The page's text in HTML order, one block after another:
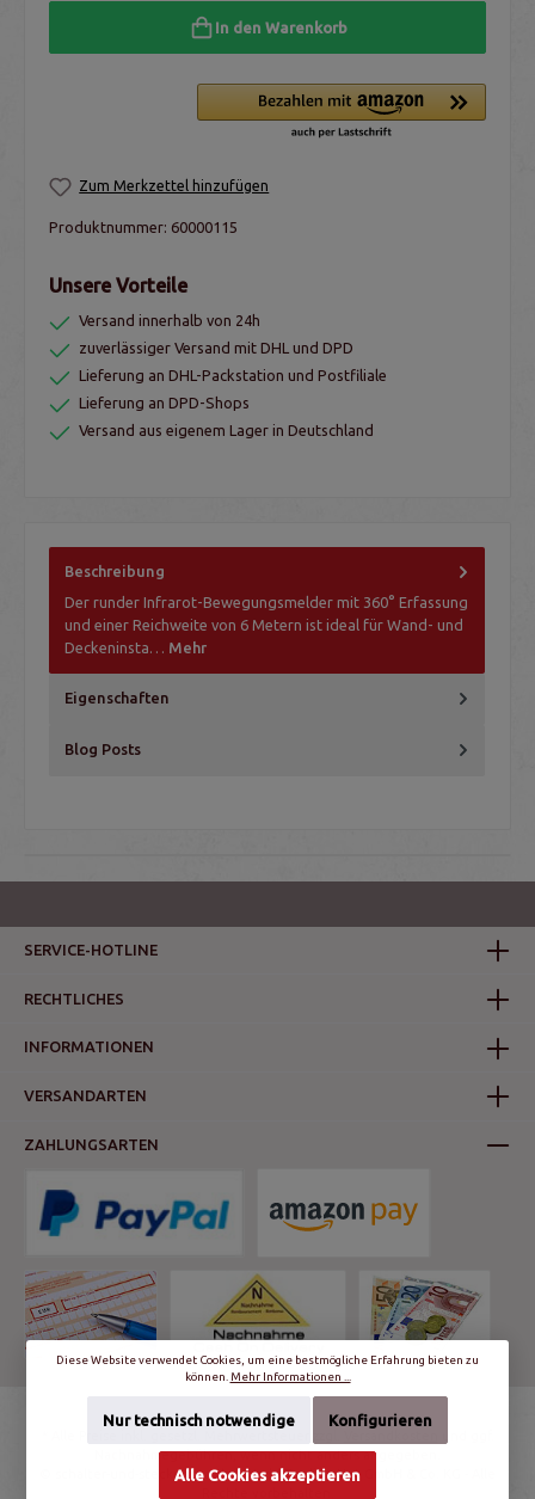
In den Warenkorb
Zum Merkzettel hinzufügen
Produktnummer: 60000115
Unsere Vorteile
Versand innerhalb von 24h
zuverlässiger Versand mit DHL und DPD
Lieferung an DHL-Packstation und Postfiliale
Lieferung an DPD-Shops
Versand aus eigenem Lager in Deutschland
Beschreibung
Der runder Infrarot-Bewegungsmelder mit 360° Erfassung
und einer Reichweite von 6 Metern ist ideal für Wand- und
Deckeninsta… Mehr
Eigenschaften
Blog Posts
SERVICE-HOTLINE
RECHTLICHES
INFORMATIONEN
VERSANDARTEN
ZAHLUNGSARTEN
Nachnahmegebühren, wenn nicht anders angegeben.
© schalter-und-steckdosen.de | World Trading Net GmbH & Co. KG - Alle
Diese Website verwendet Cookies, um eine bestmögliche Erfahrung bieten zu
können. Mehr Informationen ...
Nur technisch notwendige Konfigurieren
Alle Cookies akzeptieren